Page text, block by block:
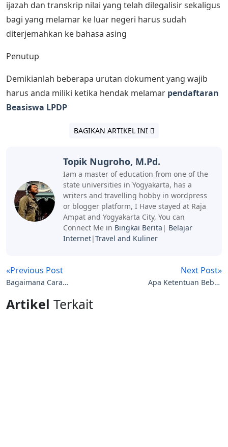
ijazah dan transkrip nilai yang telah dilegalisir sekaligus
bagi yang melamar ke luar negeri harus sudah
diterjemahkan ke bahasa asing
Penutup
Demikianlah beberapa urutan dokument yang wajib
harus anda miliki ketika hendak melamar pendaftaran
Beasiswa LPDP
BAGIKAN ARTIKEL INI
Topik Nugroho, M.Pd.
Iam a master of education from one of the
state universities in Yogyakarta, has a
writers and travelling hobby in wordpress
or blogger platform, I Have stayed at Raja
Ampat and Yogyakarta City, You can
Connect Me in Bingkai Berita | Belajar
Internet|Travel and Kuliner
«Previous Post
Bagaimana Cara
Lelang Kendaraan Dinas
Next Post»
Apa Ketentuan Bebas
Artikel Terkait